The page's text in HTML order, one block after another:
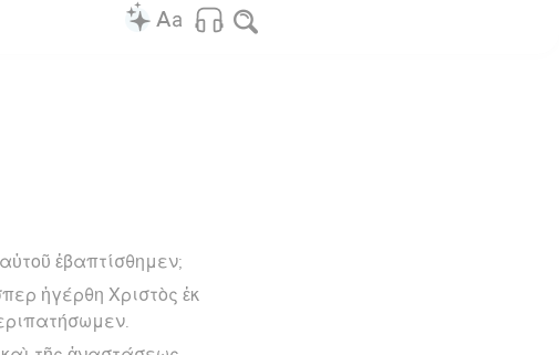
ἐβαπτίσθημεν;
ἠγέρθη Χριστὸς ἐκ